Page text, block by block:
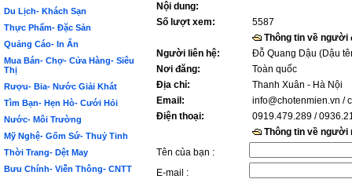
Du Lịch- Khách Sạn
Thực Phẩm- Đặc Sản
Quảng Cáo- In Ấn
Mua Bán- Chợ- Cửa Hàng- Siêu
Thị
Rượu- Bia- Nước Giải Khát
Tìm Bạn- Hẹn Hò- Cưới Hỏi
Nước- Môi Trường
Mỹ Nghệ- Gốm Sứ- Thuỷ Tinh
Thời Trang- Dệt May
Bưu Chính- Viễn Thông- CNTT
Nội dung:
Số lượt xem:
5587
Thông tin về người
Người liên hệ:
Đỗ Quang Dậu (Dậu
Nơi đăng:
Toàn quốc
Địa chỉ:
Thanh Xuân - Hà Nội
Email:
info@chotenmien.vn /
Điện thoại:
0919.479.289 /
Thông tin về người
Tên của bạn :
E-mail :